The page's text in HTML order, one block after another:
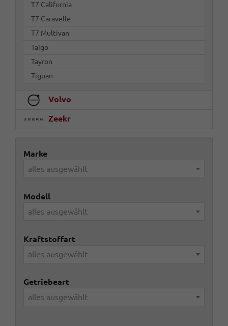
T7 California
T7 Caravelle
T7 Multivan
Taigo
Tayron
Tiguan
Volvo
Zeekr
Marke
alles ausgewählt
Modell
alles ausgewählt
Kraftstoffart
alles ausgewählt
Getriebeart
alles ausgewählt